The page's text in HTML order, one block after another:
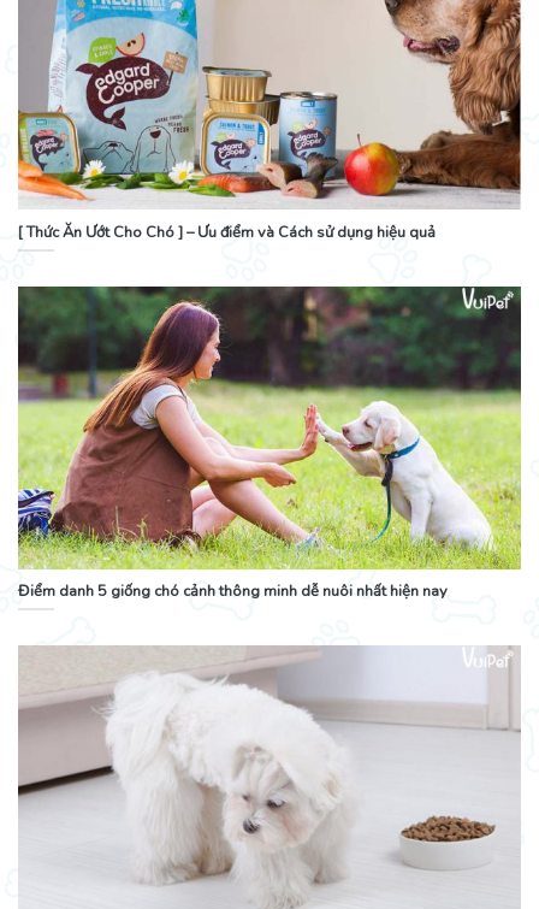
[ Thức Ăn Ướt Cho Chó ] – Ưu điểm và Cách sử dụng hiệu quả
Điểm danh 5 giống chó cảnh thông minh dễ nuôi nhất hiện nay